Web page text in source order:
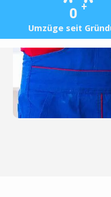
0 +
Umzüge seit